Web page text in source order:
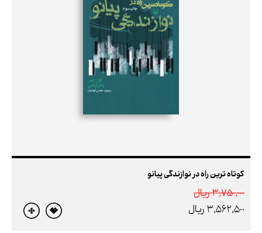
کوتاه ‌ترین راه در نوازندگی پیانو
3,750,000 ريال
3,562,500 ريال